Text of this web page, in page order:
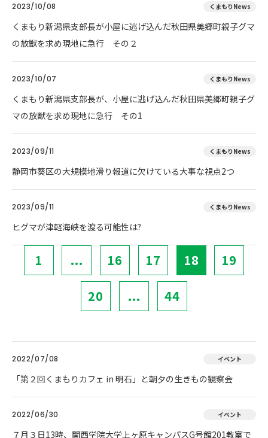
2023/10/08 くまもりNews
くまもり新潟県支部長が小屋に逃げ込んだ秋田県美郷町親子グマ
の放獣を求め現地に急行 その２
2023/10/07 くまもりNews
くまもり新潟県支部長が、小屋に逃げ込んだ秋田県美郷町親子グ
マの放獣を求め現地に急行 その1
2023/09/11 くまもりNews
静岡市葵区の大規模地滑り報道に欠けている大事な視点2つ
2023/09/11 くまもりNews
ヒグマが津軽海峡を渡る可能性は?
1 ... 16 17 18 19
20 ... 44
2022/07/08 イベント
「第２回くまもりカフェ in 明石」と朝夕の生きもの観察会
2022/06/30 イベント
７月３日13時、関西学院大学上ヶ原キャンパスG号館201教室で